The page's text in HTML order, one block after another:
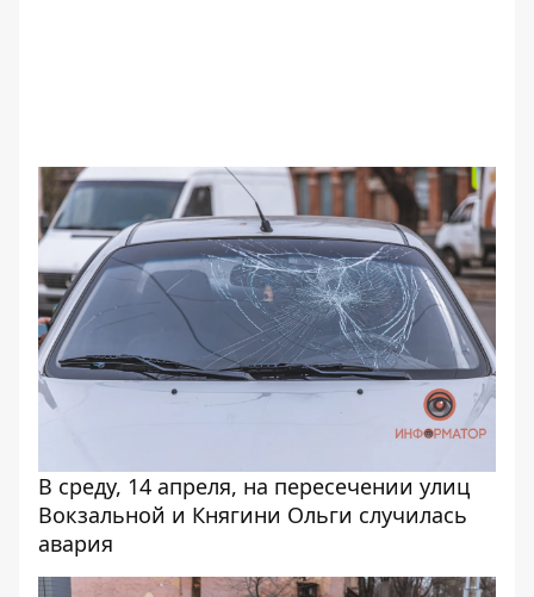
В среду, 14 апреля, на пересечении улиц
Вокзальной и Княгини Ольги случилась
авария